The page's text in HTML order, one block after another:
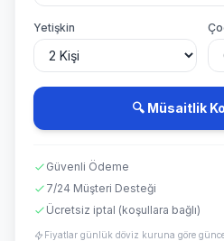
Yetişkin
🔍 Müsaitlik
Güvenli Ödeme
7/24 Müşteri Desteği
Ücretsiz iptal (koşullara bağlı)
Fiyatlar günlük döviz kuruna göre